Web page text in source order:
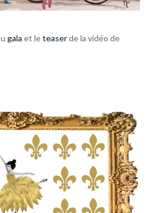
gala et leteaserde la vidéo de